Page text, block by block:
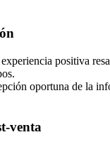
positiva
oportuna de la
venta